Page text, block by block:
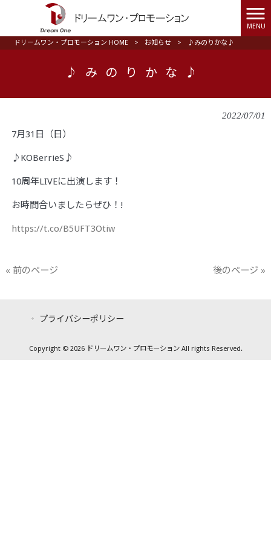
MENU
ドリームワン・プロモーション HOME > お知らせ > ♪みのりかな♪
♪みのりかな♪
2022/07/01
7月31日（日）
♪KOBerrieS♪
10周年LIVEに出演します！
お時間合いましたらぜひ！!
https://t.co/B5UFT3Otiw
« 前のページ 後のページ »
プライバシーポリシー
Copyright © 2026 ドリームワン・プロモーション All rights Reserved.